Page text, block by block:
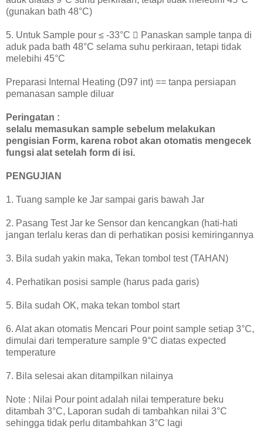
(gunakan bath 48°C)
5. Untuk Sample pour ≤ -33°C  Panaskan sample tanpa di
aduk pada bath 48°C selama suhu perkiraan, tetapi tidak
melebihi 45°C
Preparasi Internal Heating (D97 int) == tanpa persiapan
pemanasan sample diluar
Peringatan :
selalu memasukan sample sebelum melakukan
pengisian Form, karena robot akan otomatis mengecek
fungsi alat setelah form di isi.
PENGUJIAN
1. Tuang sample ke Jar sampai garis bawah Jar
2. Pasang Test Jar ke Sensor dan kencangkan (hati-hati
jangan terlalu keras dan di perhatikan posisi kemiringannya
3. Bila sudah yakin maka, Tekan tombol test (TAHAN)
4. Perhatikan posisi sample (harus pada garis)
5. Bila sudah OK, maka tekan tombol start
6. Alat akan otomatis Mencari Pour point sample setiap 3°C,
dimulai dari temperature sample 9°C diatas expected
temperature
7. Bila selesai akan ditampilkan nilainya
Note : Nilai Pour point adalah nilai temperature beku
ditambah 3°C, Laporan sudah di tambahkan nilai 3°C
sehingga tidak perlu ditambahkan 3°C lagi